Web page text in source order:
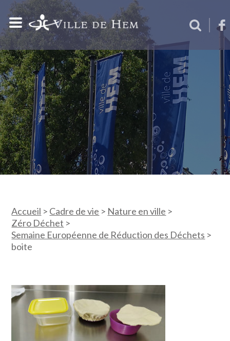
Accueil > Cadre de vie > Nature en ville >
Zéro Déchet >
Semaine Européenne de Réduction des Déchets >
boite